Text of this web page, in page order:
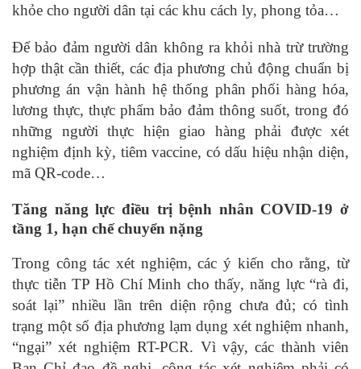
khỏe cho người dân tại các khu cách ly, phong tỏa…
Để bảo đảm người dân không ra khỏi nhà trừ trường
hợp thật cần thiết, các địa phương chủ động chuẩn bị
phương án vận hành hệ thống phân phối hàng hóa,
lương thực, thực phẩm bảo đảm thông suốt, trong đó
những người thực hiện giao hàng phải được xét
nghiệm định kỳ, tiêm vaccine, có dấu hiệu nhận diện,
mã QR-code…
Tăng năng lực điều trị bệnh nhân COVID-19 ở
tầng 1, hạn chế chuyển nặng
Trong công tác xét nghiệm, các ý kiến cho rằng, từ
thực tiễn TP Hồ Chí Minh cho thấy, năng lực “rà đi,
soát lại” nhiều lần trên diện rộng chưa đủ; có tình
trạng một số địa phương lạm dụng xét nghiệm nhanh,
“ngại” xét nghiệm RT-PCR. Vì vậy, các thành viên